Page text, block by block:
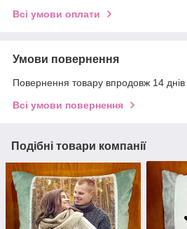
Всі умови оплати
Умови повернення
Повернення товару впродовж 14
Всі умови повернення
Подібні товари компанії